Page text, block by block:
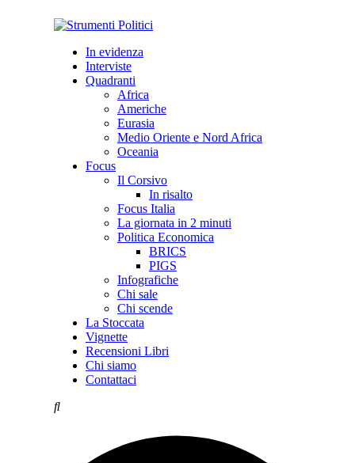
In evidenza
Interviste
Quadranti
Africa
Americhe
Eurasia
Medio Oriente e Nord Africa
Oceania
Focus
Il Corsivo
In risalto
Focus Italia
La giornata in 2 minuti
Politica Economica
BRICS
PIGS
Infografiche
Chi sale
Chi scende
La Stoccata
Vignette
Recensioni Libri
Chi siamo
Contattaci